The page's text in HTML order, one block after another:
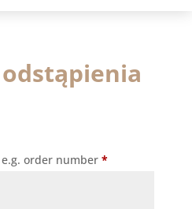
order number *